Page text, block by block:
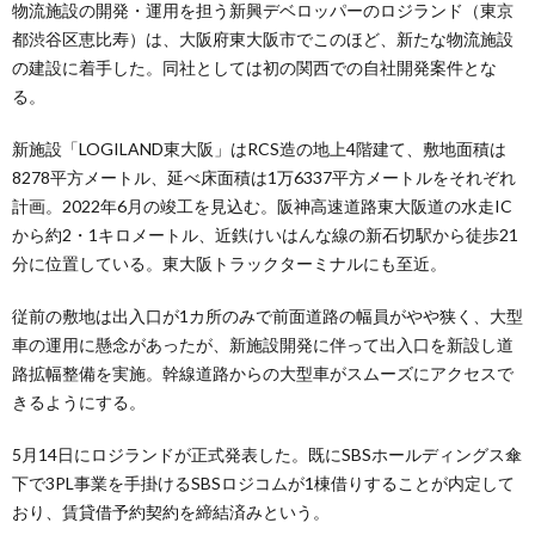
物流施設の開発・運用を担う新興デベロッパーのロジランド（東京
都渋谷区恵比寿）は、大阪府東大阪市でこのほど、新たな物流施設
の建設に着手した。同社としては初の関西での自社開発案件とな
る。
新施設「LOGILAND東大阪」はRCS造の地上4階建て、敷地面積は
8278平方メートル、延べ床面積は1万6337平方メートルをそれぞれ
計画。2022年6月の竣工を見込む。阪神高速道路東大阪道の水走IC
から約2・1キロメートル、近鉄けいはんな線の新石切駅から徒歩21
分に位置している。東大阪トラックターミナルにも至近。
従前の敷地は出入口が1カ所のみで前面道路の幅員がやや狭く、大型
車の運用に懸念があったが、新施設開発に伴って出入口を新設し道
路拡幅整備を実施。幹線道路からの大型車がスムーズにアクセスで
きるようにする。
5月14日にロジランドが正式発表した。既にSBSホールディングス傘
下で3PL事業を手掛けるSBSロジコムが1棟借りすることが内定して
おり、賃貸借予約契約を締結済みという。